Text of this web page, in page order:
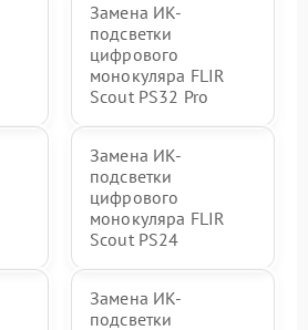
Замена ИК-
подсветки
цифрового
монокуляра FLIR
Scout PS32 Pro
Замена ИК-
подсветки
цифрового
монокуляра FLIR
Scout PS24
Замена ИК-
подсветки